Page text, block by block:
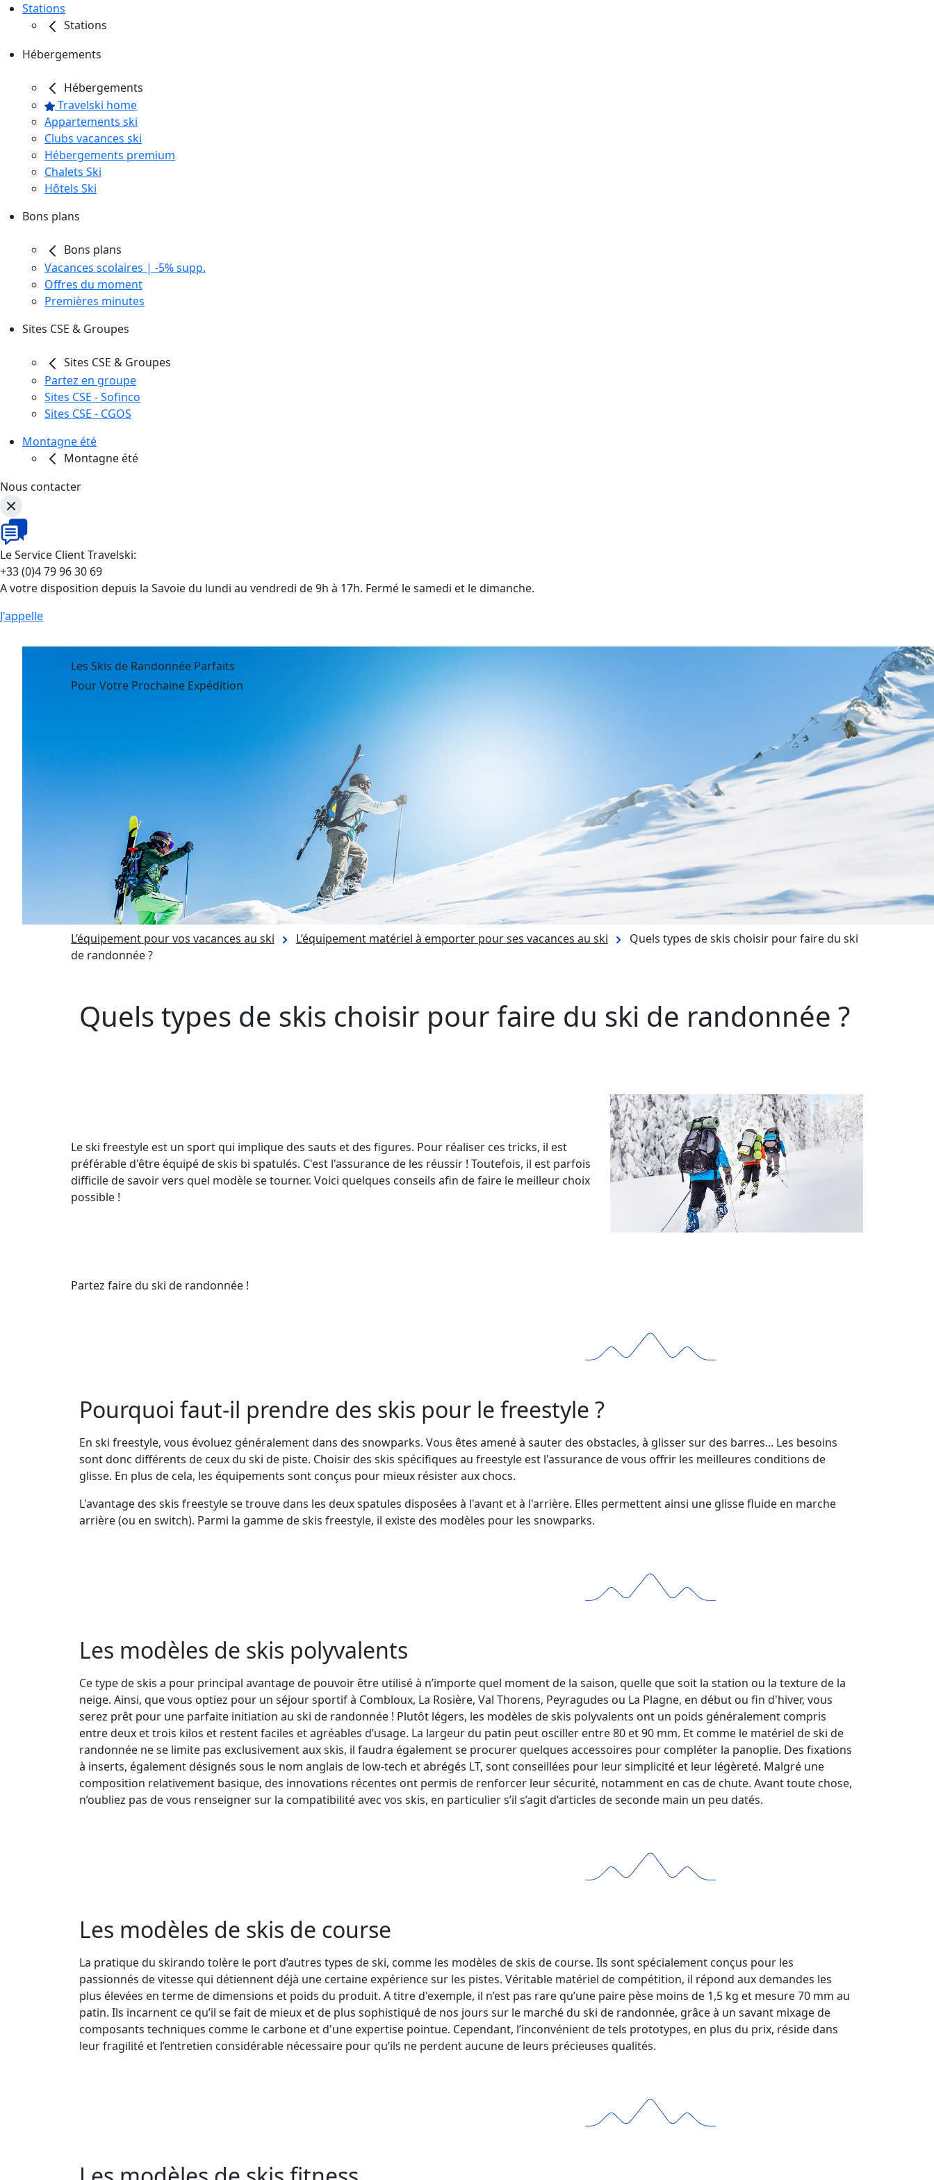
Stations
Stations
Hébergements
Hébergements
Travelski home
Appartements ski
Clubs vacances ski
Hébergements premium
Chalets Ski
Hôtels Ski
Bons plans
Bons plans
Vacances scolaires | -5% supp.
Offres du moment
Premières minutes
Sites CSE & Groupes
Sites CSE & Groupes
Partez en groupe
Sites CSE - Sofinco
Sites CSE - CGOS
Montagne été
Montagne été
Nous contacter
Le Service Client Travelski:
+33 (0)4 79 96 30 69
A votre disposition depuis la Savoie du lundi au vendredi de 9h à 17h. Fermé le samedi et le dimanche.
J'appelle
Les Skis de Randonnée Parfaits
Pour Votre Prochaine Expédition
L’équipement pour vos vacances au ski L’équipement matériel à emporter pour ses vacances au ski
Quels types de skis choisir pour faire du ski
de randonnée ?
Quels types de skis choisir pour faire du ski de randonnée ?
Le ski freestyle est un sport qui implique des sauts et des figures. Pour réaliser ces tricks, il est
préférable d'être équipé de skis bi spatulés. C'est l'assurance de les réussir ! Toutefois, il est parfois
difficile de savoir vers quel modèle se tourner. Voici quelques conseils afin de faire le meilleur choix
possible !
Partez faire du ski de randonnée !
Pourquoi faut-il prendre des skis pour le freestyle ?
En ski freestyle, vous évoluez généralement dans des snowparks. Vous êtes amené à sauter des obstacles, à glisser sur des barres... Les besoins
sont donc différents de ceux du ski de piste. Choisir des skis spécifiques au freestyle est l'assurance de vous offrir les meilleures conditions de
glisse. En plus de cela, les équipements sont conçus pour mieux résister aux chocs.
L'avantage des skis freestyle se trouve dans les deux spatules disposées à l'avant et à l'arrière. Elles permettent ainsi une glisse fluide en marche
arrière (ou en switch). Parmi la gamme de skis freestyle, il existe des modèles pour les snowparks.
Les modèles de skis polyvalents
Ce type de skis a pour principal avantage de pouvoir être utilisé à n’importe quel moment de la saison, quelle que soit la station ou la texture de la
neige. Ainsi, que vous optiez pour un séjour sportif à Combloux, La Rosière, Val Thorens, Peyragudes ou La Plagne, en début ou fin d'hiver, vous
serez prêt pour une parfaite initiation au ski de randonnée ! Plutôt légers, les modèles de skis polyvalents ont un poids généralement compris
entre deux et trois kilos et restent faciles et agréables d’usage. La largeur du patin peut osciller entre 80 et 90 mm. Et comme le matériel de ski de
randonnée ne se limite pas exclusivement aux skis, il faudra également se procurer quelques accessoires pour compléter la panoplie. Des fixations
à inserts, également désignés sous le nom anglais de low-tech et abrégés LT, sont conseillées pour leur simplicité et leur légèreté. Malgré une
composition relativement basique, des innovations récentes ont permis de renforcer leur sécurité, notamment en cas de chute. Avant toute chose,
n’oubliez pas de vous renseigner sur la compatibilité avec vos skis, en particulier s’il s’agit d’articles de seconde main un peu datés.
Les modèles de skis de course
La pratique du skirando tolère le port d’autres types de ski, comme les modèles de skis de course. Ils sont spécialement conçus pour les
passionnés de vitesse qui détiennent déjà une certaine expérience sur les pistes. Véritable matériel de compétition, il répond aux demandes les
plus élevées en terme de dimensions et poids du produit. A titre d'exemple, il n’est pas rare qu’une paire pèse moins de 1,5 kg et mesure 70 mm au
patin. Ils incarnent ce qu’il se fait de mieux et de plus sophistiqué de nos jours sur le marché du ski de randonnée, grâce à un savant mixage de
composants techniques comme le carbone et d'une expertise pointue. Cependant, l’inconvénient de tels prototypes, en plus du prix, réside dans
leur fragilité et l’entretien considérable nécessaire pour qu’ils ne perdent aucune de leurs précieuses qualités.